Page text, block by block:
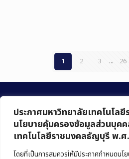
ประกาศมหาวิทยาลัยเทคโนโล
นโยบายคุ้มครองข้อมูลส่วนบุค
เทคโนโลยีราชมงคลธัญบุรี พ.
โดยที่เป็นการสมควรให้มีประกาศกำหนดน
1 2 3 ... 26
คณะบริหารธุรกิจ
มหาวิทยาลัยเทคโนโลยีราชมงคลธัญบุรี